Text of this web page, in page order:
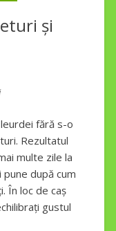
și
fără s-o
Rezultatul
multe zile la
după cum
În loc de caș
gustul